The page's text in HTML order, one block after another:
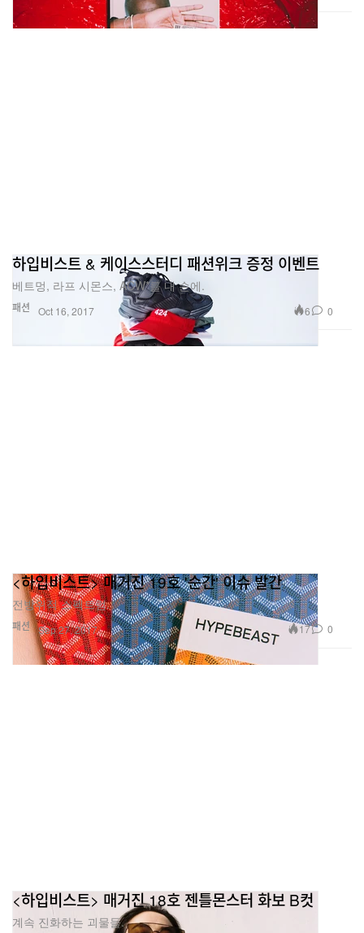
패션
하입비스트 & 케이스스터디 패션위크 증정 이벤트
베트멍, 라프 시몬스, ACW*를 내 손에.
Oct 16, 2017 6 0
패션
<하입비스트> 매거진 19호 '순간' 이슈 발간
전방위적 스펙트럼.
Sep 27, 2017 17 0
<하입비스트> 매거진 18호 젠틀몬스터 화보 B컷
계속 진화하는 괴물들.